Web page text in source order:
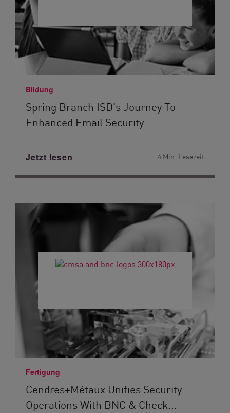
Bildung
Spring Branch ISD's Journey To
Enhanced Email Security
Jetzt lesen 4 Min. Lesezeit
Fertigung
Cendres+Métaux Unifies Security
Operations With BNC & Check...